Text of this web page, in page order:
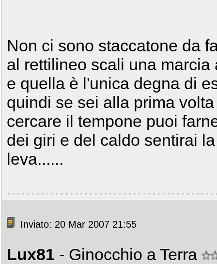
Non ci sono staccatone da
al rettilineo scali una
e quella è l'unica degna di
quindi se sei alla prima
cercare il tempone puoi
dei giri e del caldo sentirai
leva......
Inviato: 20 Mar 2007 21:55
Lux81 - Ginocchio a Terra